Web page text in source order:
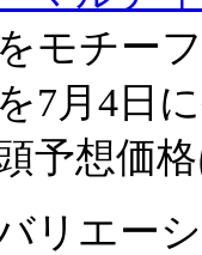
モチー
7月4日
予想価
リエー